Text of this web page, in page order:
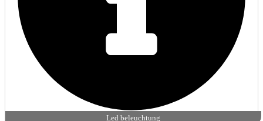
Led beleuchtung